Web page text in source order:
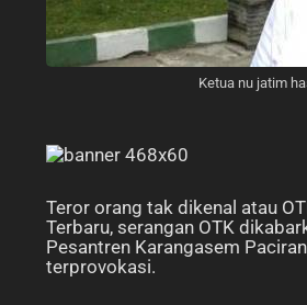
Ketua nu jatim
Teror orang tak dikenal atau
Terbaru, serangan OTK
Pesantren Karangasem
terprovokasi.